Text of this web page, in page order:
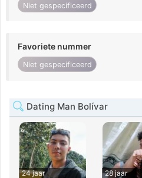
Niet gespecificeerd
Favoriete nummer
Niet gespecificeerd
Dating Man Bolívar
24 jaar
28 jaar